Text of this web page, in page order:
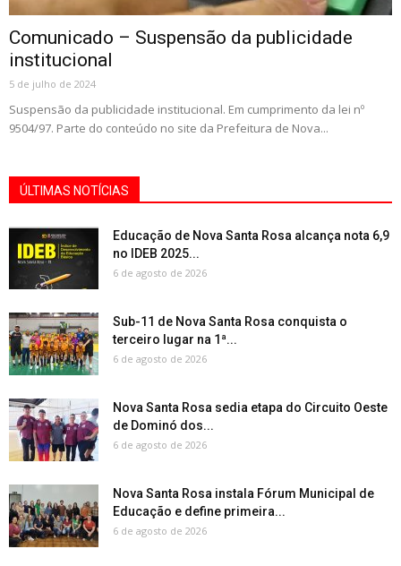
Comunicado – Suspensão da publicidade
institucional
5 de julho de 2024
Suspensão da publicidade institucional. Em cumprimento da lei nº
9504/97. Parte do conteúdo no site da Prefeitura de Nova...
ÚLTIMAS NOTÍCIAS
Educação de Nova Santa Rosa alcança nota 6,9
no IDEB 2025...
6 de agosto de 2026
Sub-11 de Nova Santa Rosa conquista o
terceiro lugar na 1ª...
6 de agosto de 2026
Nova Santa Rosa sedia etapa do Circuito Oeste
de Dominó dos...
6 de agosto de 2026
Nova Santa Rosa instala Fórum Municipal de
Educação e define primeira...
6 de agosto de 2026